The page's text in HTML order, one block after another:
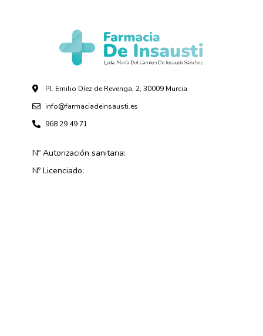
Pl. Emilio Díez de Revenga, 2, 30009 Murcia
info@farmaciadeinsausti.es
968 29 49 71
Nº Autorización sanitaria:
Nº Licenciado: